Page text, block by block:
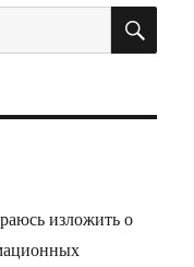
изложить о